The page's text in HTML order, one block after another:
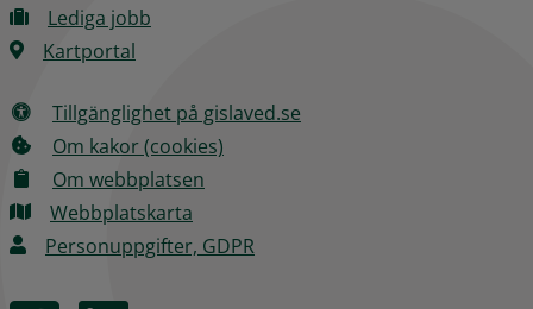
Lediga jobb
Kartportal
Tillgänglighet på gislaved.se
Om kakor (cookies)
Om webbplatsen
Webbplatskarta
Personuppgifter, GDPR